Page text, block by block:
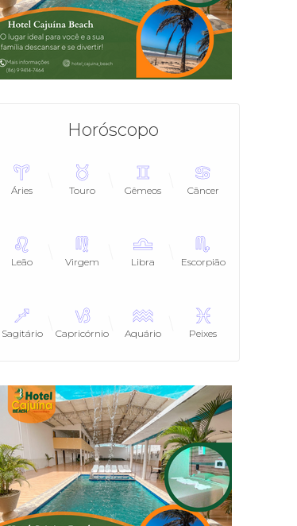
Horóscopo
Áries Touro Gêmeos Câncer
Leão Virgem Libra Escorpião
Sagitário Capricórnio Aquário Peixes